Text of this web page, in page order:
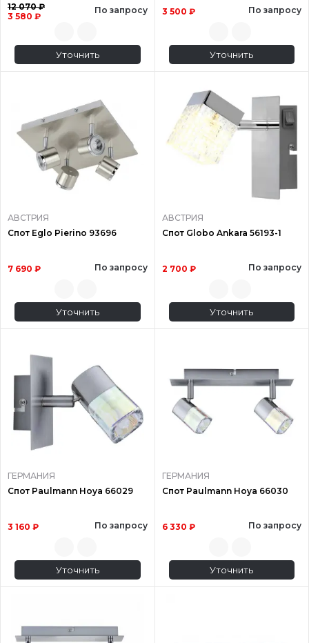
12 070 ₽
3 580 ₽
По запросу
Уточнить
3 500 ₽ По запросу
Уточнить
АВСТРИЯ
Спот Eglo Pierino 93696
7 690 ₽ По запросу
Уточнить
АВСТРИЯ
Спот Globo Ankara 56193-1
2 700 ₽ По запросу
Уточнить
ГЕРМАНИЯ
Спот Paulmann Hoya 66029
3 160 ₽ По запросу
Уточнить
ГЕРМАНИЯ
Спот Paulmann Hoya 66030
6 330 ₽ По запросу
Уточнить